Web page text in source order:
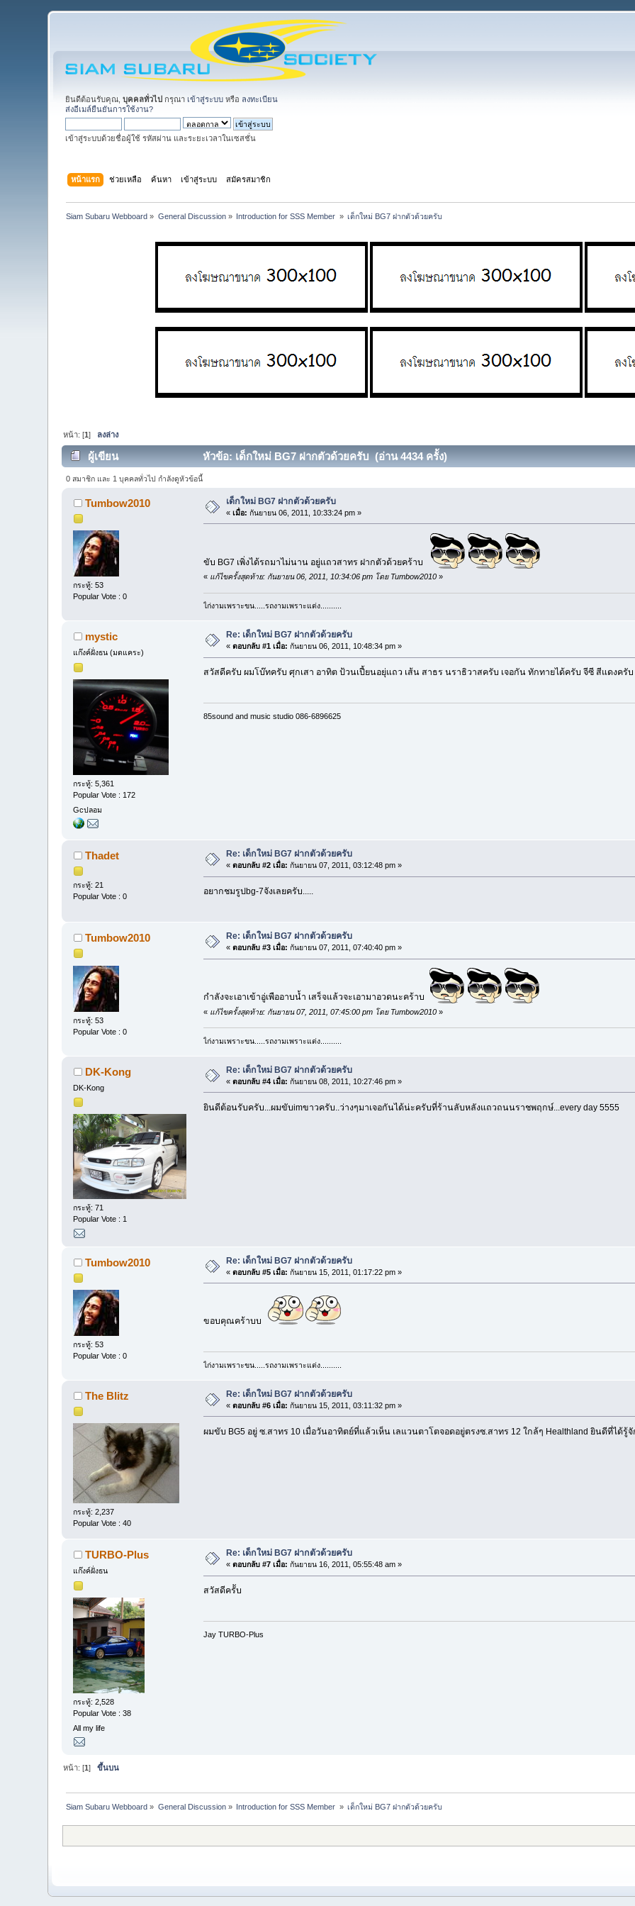
ยินดีต้อนรับคุณ,บุคคลทั่วไป กรุณา เข้าสู่ระบบ หรือ ลงทะเบียน
ส่งอีเมล์ยืนยันการใช้งาน?
เข้าสู่ระบบด้วยชื่อผู้ใช้ รหัสผ่าน และระยะเวลาในเซสชั่น
หน้าแรก ช่วยเหลือ ค้นหา เข้าสู่ระบบ สมัครสมาชิก
Siam Subaru Webboard » General Discussion» Introduction for SSS Member » เด็กใหม่ BG7 ฝากตัวด้วยครับ
หน้า: [1] ลงล่าง
ผู้เขียน หัวข้อ: เด็กใหม่ BG7 ฝากตัวด้วยครับ (อ่าน 4434 ครั้ง)
0 สมาชิก และ 1 บุคคลทั่วไป กำลังดูหัวข้อนี้
Tumbow2010
กระทู้: 53
Popular Vote : 0
เด็กใหม่ BG7 ฝากตัวด้วยครับ
«เมื่อ: กันยายน 06, 2011, 10:33:24 pm »
ขับ BG7 เพิ่งได้รถมาไม่นาน อยู่แถวสาทร ฝากตัวด้วยคร้าบ
« แก้ไขครั้งสุดท้าย: กันยายน 06, 2011, 10:34:06 pm โดย Tumbow2010»
ไก่งามเพราะขน.....รถงามเพราะแต่ง..........
mystic
แก๊งค์ฝั่งธน (มดแคระ)
กระทู้: 5,361
Popular Vote : 172
Gcปลอม
Re: เด็กใหม่ BG7 ฝากตัวด้วยครับ
«ตอบกลับ #1 เมื่อ: กันยายน 06, 2011, 10:48:34 pm »
สวัสดีครับ ผมโบ๊ทครับ ศุกเสา อาทิต ป้วนเปี้ยนอยุ่แถว เส้น สาธร นราธิวาสครับ เจอกัน ทักทายได้ครับ จีซี สีแดงครับ
85sound and music studio 086-6896625
Thadet
กระทู้: 21
Popular Vote : 0
Re: เด็กใหม่ BG7 ฝากตัวด้วยครับ
«ตอบกลับ #2 เมื่อ: กันยายน 07, 2011, 03:12:48 pm »
อยากชมรูปbg-7จังเลยครับ.....
Tumbow2010
กระทู้: 53
Popular Vote : 0
Re: เด็กใหม่ BG7 ฝากตัวด้วยครับ
«ตอบกลับ #3 เมื่อ: กันยายน 07, 2011, 07:40:40 pm »
กำลังจะเอาเข้าอู่เพืออาบน้ำ เสร็จแล้วจะเอามาอวดนะคร้าบ
« แก้ไขครั้งสุดท้าย: กันยายน 07, 2011, 07:45:00 pm โดย Tumbow2010»
ไก่งามเพราะขน.....รถงามเพราะแต่ง..........
DK-Kong
DK-Kong
กระทู้: 71
Popular Vote : 1
Re: เด็กใหม่ BG7 ฝากตัวด้วยครับ
«ตอบกลับ #4 เมื่อ: กันยายน 08, 2011, 10:27:46 pm »
ยินดีต้อนรับครับ...ผมขับimขาวครับ..ว่างๆมาเจอกันได้น่ะครับที่ร้านลับหลังแถวถนนราชพฤกษ์...every day 5555
Tumbow2010
กระทู้: 53
Popular Vote : 0
Re: เด็กใหม่ BG7 ฝากตัวด้วยครับ
«ตอบกลับ #5 เมื่อ: กันยายน 15, 2011, 01:17:22 pm »
ขอบคุณคร้าบบ
ไก่งามเพราะขน.....รถงามเพราะแต่ง..........
The Blitz
กระทู้: 2,237
Popular Vote : 40
Re: เด็กใหม่ BG7 ฝากตัวด้วยครับ
«ตอบกลับ #6 เมื่อ: กันยายน 15, 2011, 03:11:32 pm »
ผมขับ BG5 อยู่ ซ.สาทร 10 เมื่อวันอาทิตย์ที่แล้วเห็น เลแวนตาโตจอดอยู่ตรงซ.สาทร 12 ใกล้ๆ Healthland ยินดีที่ได้รู้
TURBO-Plus
แก๊งค์ฝั่งธน
กระทู้: 2,528
Popular Vote : 38
All my life
Re: เด็กใหม่ BG7 ฝากตัวด้วยครับ
«ตอบกลับ #7 เมื่อ: กันยายน 16, 2011, 05:55:48 am »
สวัสดีครัับ
Jay TURBO-Plus
หน้า: [1]ขึ้นบน
Siam Subaru Webboard » General Discussion» Introduction for SSS Member » เด็กใหม่ BG7 ฝากตัวด้วยครับ